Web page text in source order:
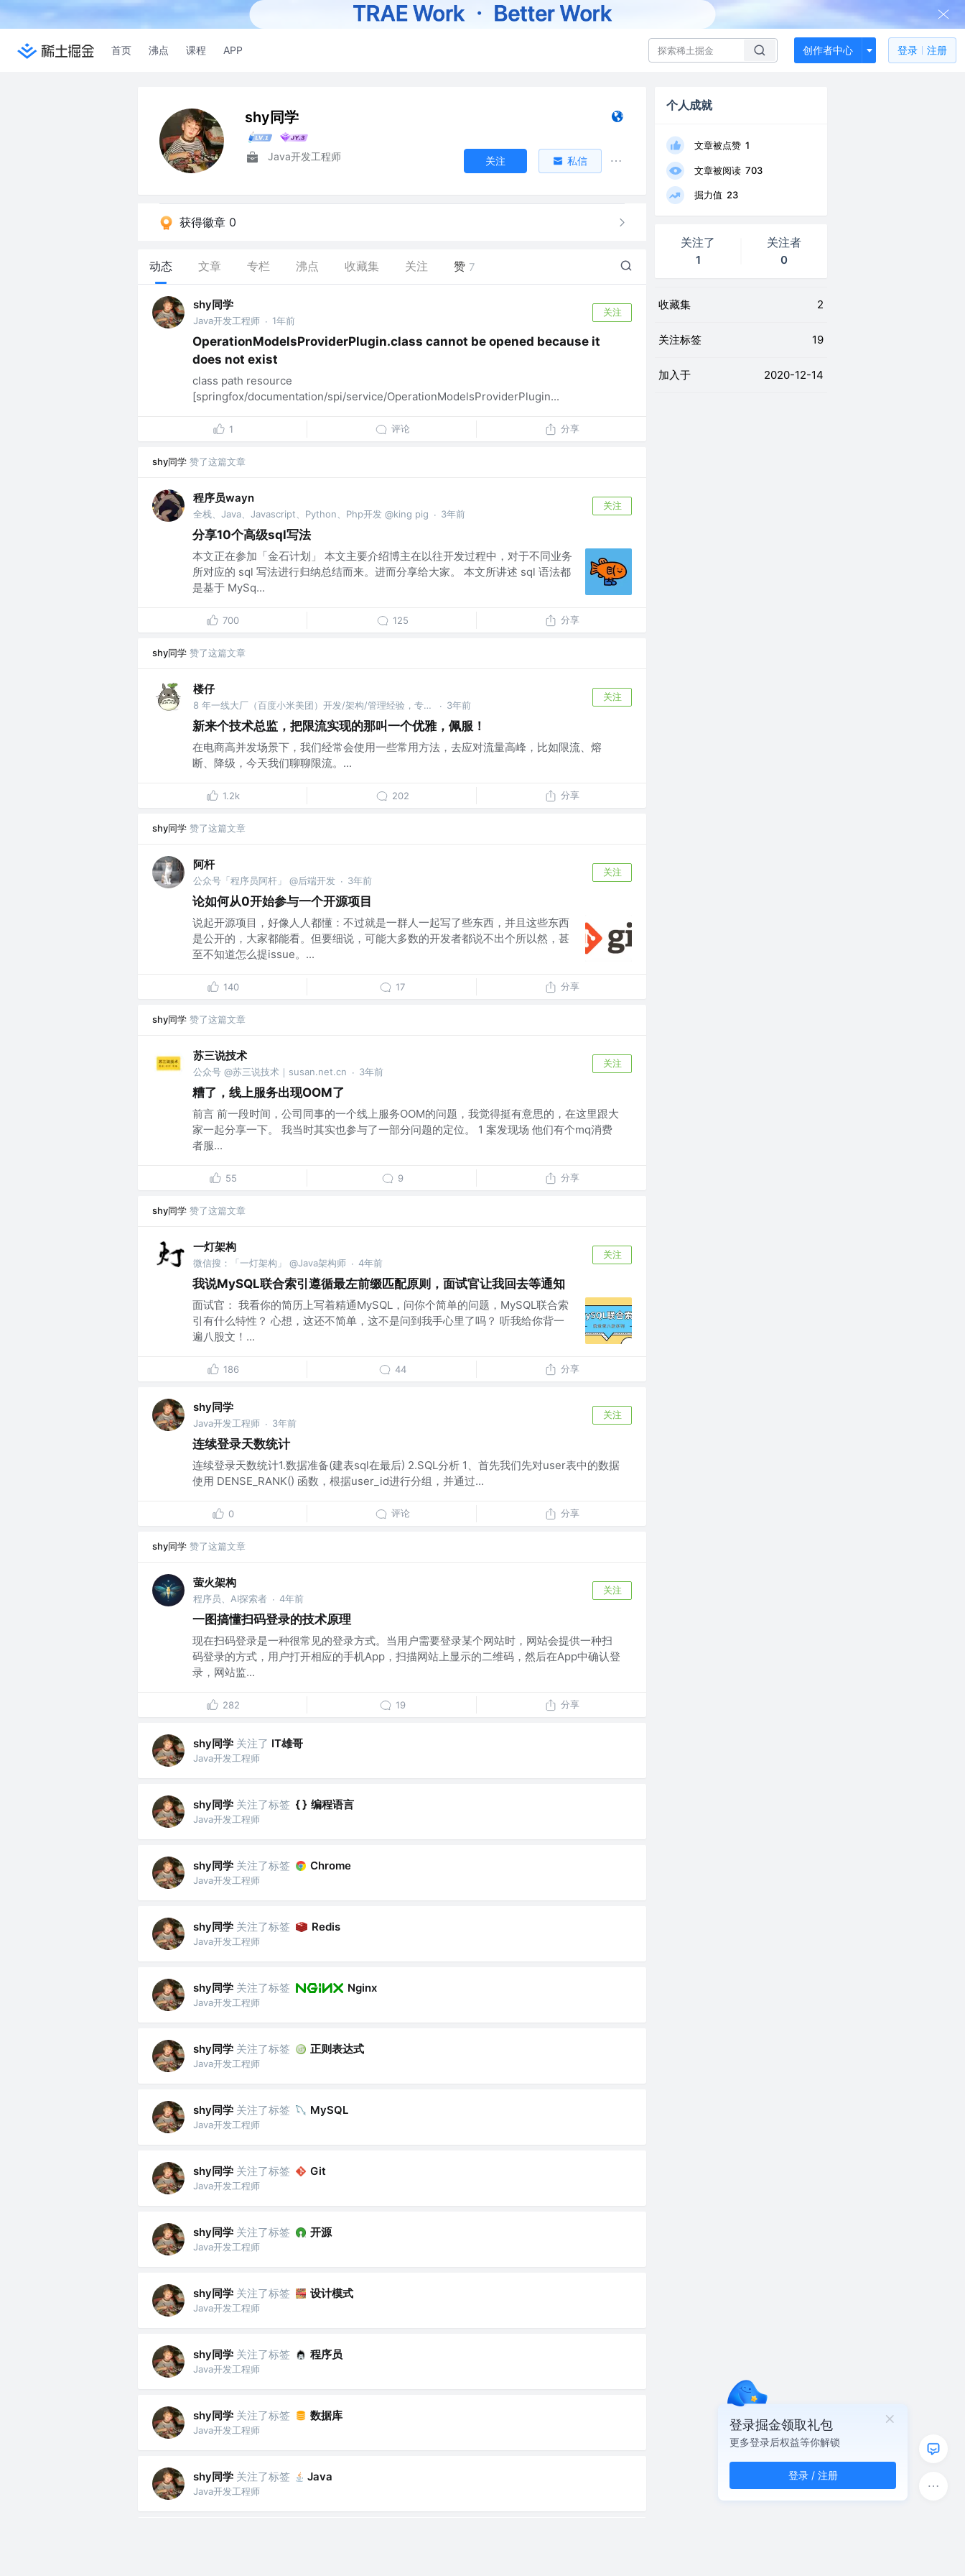
首页 沸点 课程 APP 创作者中心 登录 注册
shy同学
Java开发工程师 关注 私信
获得徽章 0
动态 文章 专栏 沸点 收藏集 关注 赞 7
shy同学
Java开发工程师 · 1年前
关注
OperationModelsProviderPlugin.class cannot be opened because it
does not exist
class path resource
[springfox/documentation/spi/service/OperationModelsProviderPlugin...
1 评论 分享
shy同学 赞了这篇文章
程序员wayn
全栈、Java、Javascript、Python、Php开发 @king pig · 3年前
关注
分享10个高级sql写法
本文正在参加「金石计划」 本文主要介绍博主在以往开发过程中，对于不同业务
所对应的 sql 写法进行归纳总结而来。进而分享给大家。 本文所讲述 sql 语法都
是基于 MySq...
700 125 分享
shy同学 赞了这篇文章
楼仔
8 年一线大厂（百度小米美团）开发/架构/管理经验，专注硬核文章输出！ @武汉小米科技 · 3年前
关注
新来个技术总监，把限流实现的那叫一个优雅，佩服！
在电商高并发场景下，我们经常会使用一些常用方法，去应对流量高峰，比如限流、熔
断、降级，今天我们聊聊限流。...
1.2k 202 分享
shy同学 赞了这篇文章
阿杆
公众号「程序员阿杆」 @后端开发 · 3年前
关注
论如何从0开始参与一个开源项目
说起开源项目，好像人人都懂：不过就是一群人一起写了些东西，并且这些东西
是公开的，大家都能看。但要细说，可能大多数的开发者都说不出个所以然，甚
至不知道怎么提issue。...
140 17 分享
shy同学 赞了这篇文章
苏三说技术
公众号 @苏三说技术｜susan.net.cn · 3年前
关注
糟了，线上服务出现OOM了
前言 前一段时间，公司同事的一个线上服务OOM的问题，我觉得挺有意思的，在这里跟大
家一起分享一下。 我当时其实也参与了一部分问题的定位。 1 案发现场 他们有个mq消费
者服...
55 9 分享
shy同学 赞了这篇文章
一灯架构
微信搜：「一灯架构」 @Java架构师 · 4年前
关注
我说MySQL联合索引遵循最左前缀匹配原则，面试官让我回去等通知
面试官： 我看你的简历上写着精通MySQL，问你个简单的问题，MySQL联合索
引有什么特性？ 心想，这还不简单，这不是问到我手心里了吗？ 听我给你背一
遍八股文！...
186 44 分享
shy同学
Java开发工程师 · 3年前
关注
连续登录天数统计
连续登录天数统计1.数据准备(建表sql在最后) 2.SQL分析 1、首先我们先对user表中的数据
使用 DENSE_RANK() 函数，根据user_id进行分组，并通过...
0 评论 分享
shy同学 赞了这篇文章
萤火架构
程序员、AI探索者 · 4年前
关注
一图搞懂扫码登录的技术原理
现在扫码登录是一种很常见的登录方式。当用户需要登录某个网站时，网站会提供一种扫
码登录的方式，用户打开相应的手机App，扫描网站上显示的二维码，然后在App中确认登
录，网站监...
282 19 分享
shy同学 关注了 IT雄哥
Java开发工程师
shy同学 关注了标签 编程语言
Java开发工程师
shy同学 关注了标签 Chrome
Java开发工程师
shy同学 关注了标签 Redis
Java开发工程师
shy同学 关注了标签 Nginx
Java开发工程师
shy同学 关注了标签 正则表达式
Java开发工程师
shy同学 关注了标签 MySQL
Java开发工程师
shy同学 关注了标签 Git
Java开发工程师
shy同学 关注了标签 开源
Java开发工程师
shy同学 关注了标签 设计模式
Java开发工程师
shy同学 关注了标签 程序员
Java开发工程师
shy同学 关注了标签 数据库
Java开发工程师
shy同学 关注了标签 Java
Java开发工程师
个人成就
文章被点赞 1
文章被阅读 703
掘力值 23
关注了
1
关注者
0
收藏集 2
关注标签 19
加入于 2020-12-14
登录掘金领取礼包
更多登录后权益等你解锁
登录 / 注册